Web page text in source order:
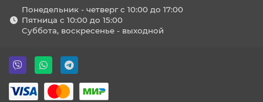
Понедельник - четверг с 10:00 до 17:00
Пятница с 10:00 до 15:00
Суббота, воскресенье - выходной